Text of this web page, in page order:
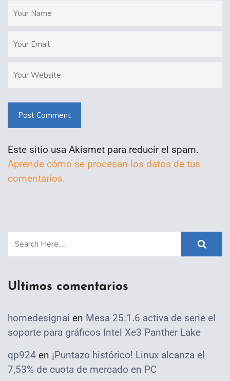
Post Comment
Este sitio usa Akismet para reducir el spam.
Aprende cómo se procesan los datos de tus
comentarios.
Ultimos comentarios
homedesignai en Mesa 25.1.6 activa de serie el
soporte para gráficos Intel Xe3 Panther Lake
qp924 en ¡Puntazo histórico! Linux alcanza el
7,53% de cuota de mercado en PC